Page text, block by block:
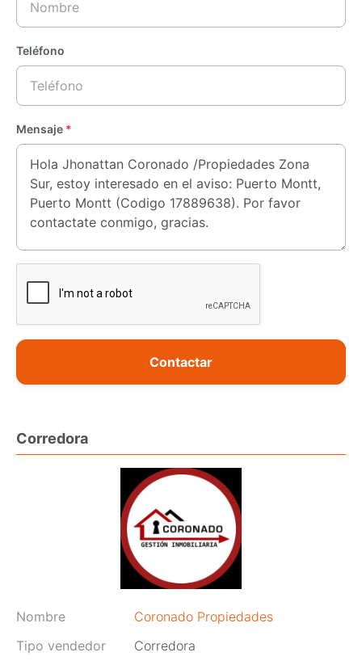
Teléfono
Mensaje *
Contactar
Corredora
Nombre
Coronado Propiedades
Tipo vendedor
Corredora